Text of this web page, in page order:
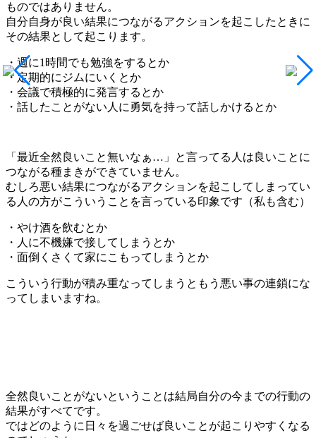
ものではありません。
自分自身が良い結果につながるアクションを起こしたときに
その結果として起こります。
・週に1時間でも勉強をするとか
・定期的にジムにいくとか
・会議で積極的に発言するとか
・話したことがない人に勇気を持って話しかけるとか
「最近全然良いこと無いなぁ…」と言ってる人は良いことに
つながる種まきができていません。
むしろ悪い結果につながるアクションを起こしてしまってい
る人の方がこういうことを言っている印象です（私も含む）
・やけ酒を飲むとか
・人に不機嫌で接してしまうとか
・面倒くさくて家にこもってしまうとか
こういう行動が積み重なってしまうともう悪い事の連鎖にな
ってしまいますね。
全然良いことがないということは結局自分の今までの行動の
結果がすべてです。
ではどのように日々を過ごせば良いことが起こりやすくなる